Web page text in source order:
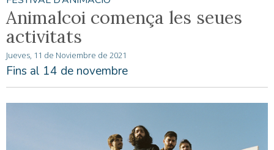
Animalcoi comença les seues
activitats
Jueves, 11 de Noviembre de 2021
Fins al 14 de novembre